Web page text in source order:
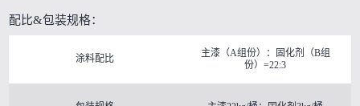
配比&包装规格：
涂料配比
主漆（A组份）：固化剂（B组
份）=22:3